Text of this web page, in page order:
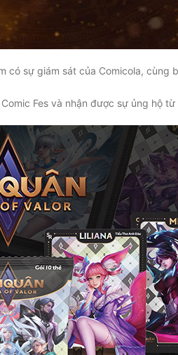
sự giám sát của Comicola, cùng
Fes và nhận được sự ủng hộ